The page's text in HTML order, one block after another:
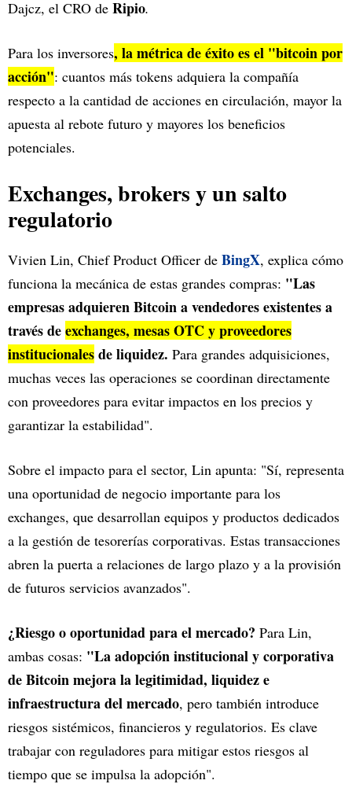
Dajcz, el CRO de Ripio.
Para los inversores, la métrica de éxito es el "bitcoin por
acción": cuantos más tokens adquiera la compañía
respecto a la cantidad de acciones en circulación, mayor la
apuesta al rebote futuro y mayores los beneficios
potenciales.
Exchanges, brokers y un salto
regulatorio
Vivien Lin, Chief Product Officer de BingX, explica cómo
funciona la mecánica de estas grandes compras: "Las
empresas adquieren Bitcoin a vendedores existentes a
través deexchanges, mesas OTC y proveedores
institucionalesde liquidez. Para grandes adquisiciones,
muchas veces las operaciones se coordinan directamente
con proveedores para evitar impactos en los precios y
garantizar la estabilidad".
Sobre el impacto para el sector, Lin apunta: "Sí, representa
una oportunidad de negocio importante para los
exchanges, que desarrollan equipos y productos dedicados
a la gestión de tesorerías corporativas. Estas transacciones
abren la puerta a relaciones de largo plazo y a la provisión
de futuros servicios avanzados".
¿Riesgo o oportunidad para el mercado? Para Lin,
ambas cosas: "La adopción institucional y corporativa
de Bitcoin mejora la legitimidad, liquidez e
infraestructura del mercado, pero también introduce
riesgos sistémicos, financieros y regulatorios. Es clave
trabajar con reguladores para mitigar estos riesgos al
tiempo que se impulsa la adopción".